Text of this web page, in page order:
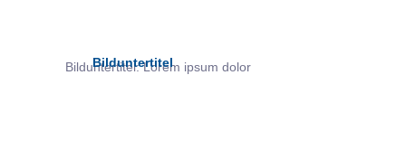
Bilduntertitel: Lorem ipsum dolor
Bilduntertitel